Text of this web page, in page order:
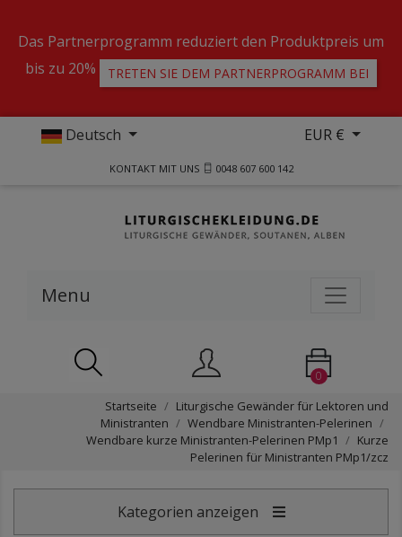
Das Partnerprogramm reduziert den Produktpreis um
bis zu 20%
TRETEN SIE DEM PARTNERPROGRAMM BEI
Deutsch EUR €
KONTAKT MIT UNS 0048 607 600 142
Menu
0
Startseite
Liturgische Gewänder für Lektoren und
Ministranten
Wendbare Ministranten-Pelerinen
Wendbare kurze Ministranten-Pelerinen PMp1
Kurze
Pelerinen für Ministranten PMp1/zcz
Kategorien anzeigen